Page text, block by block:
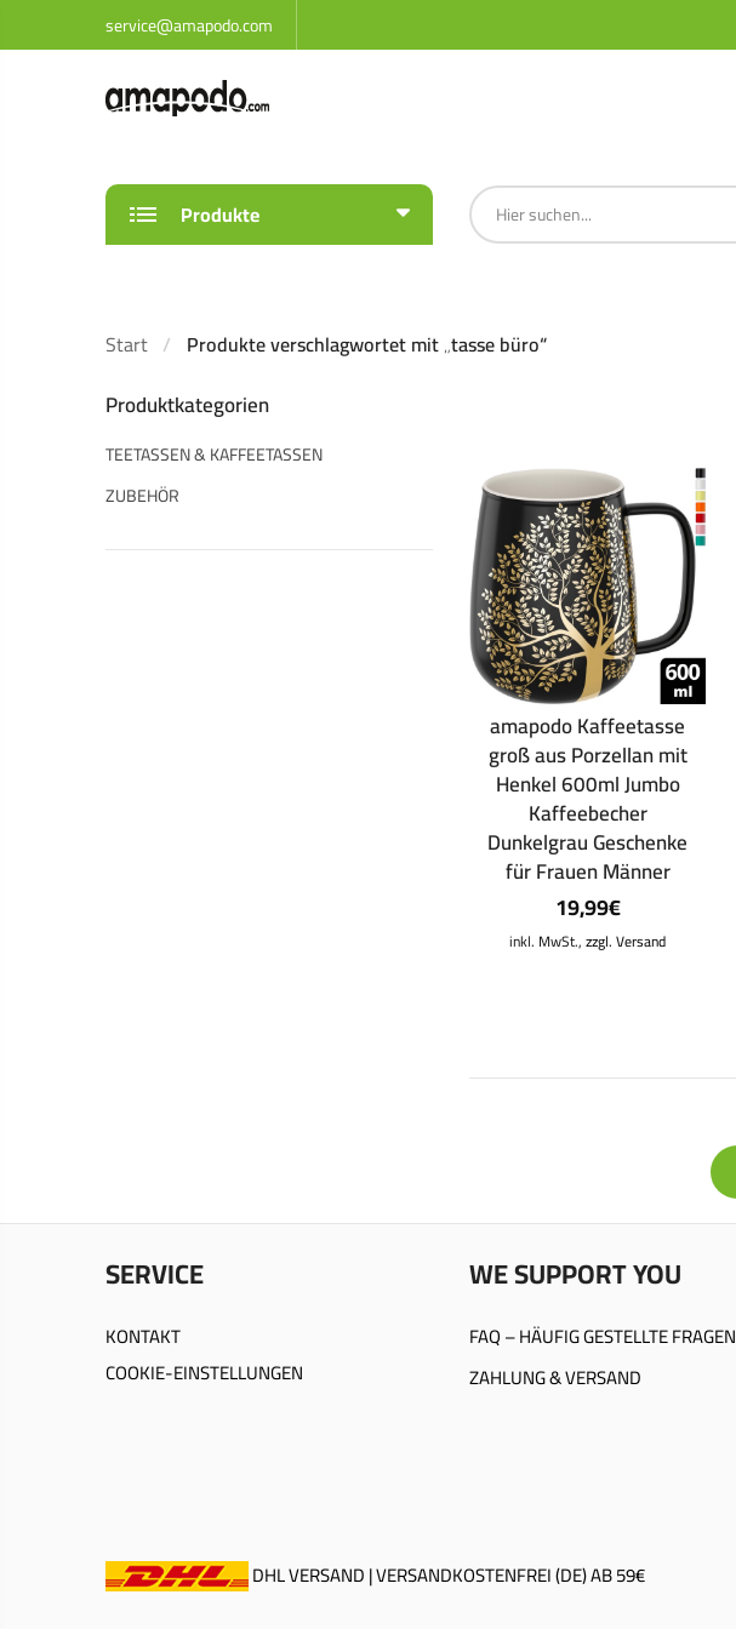
service@amapodo.com
Produkte
Start Produkte verschlagwortet mit „tasse büro“
amapodo Kaffeetasse
groß aus Porzellan mit
Henkel 600ml Jumbo
Kaffeebecher
Dunkelgrau Geschenke
für Frauen Männer
19,99€
inkl. MwSt.,zzgl. Versand
Produktkategorien
TEETASSEN & KAFFEETASSEN
ZUBEHÖR
SERVICE
KONTAKT
COOKIE-EINSTELLUNGEN
WE SUPPORT YOU
FAQ – HÄUFIG GESTELLTE FRAGEN
ZAHLUNG & VERSAND
DHL VERSAND | VERSANDKOSTENFREI (DE) AB 59€